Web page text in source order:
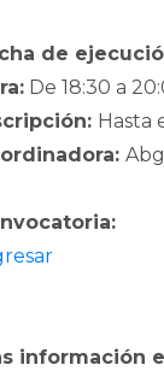
de
De 18:30 a
Hasta
información